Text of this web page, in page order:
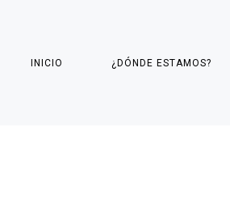
INICIO ¿DÓNDE ESTAMOS?